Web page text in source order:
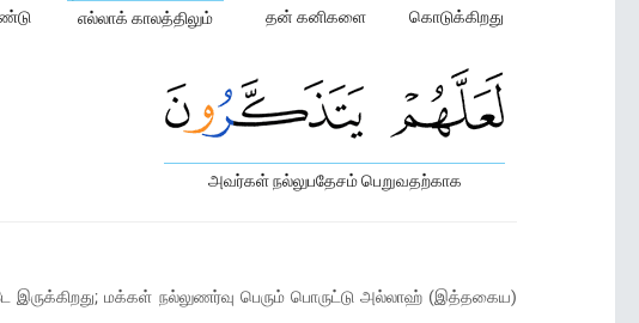
கொடுக்கிறது
தன் கனிகளை
எல்லாக் காலத்திலும்
அவர்கள் நல்லுபதேசம் பெறுவதற்காக
மக்கள் நல்லுணர்வு பெரும் பொருட்டு அல்லாஹ் (இத்தகைய)